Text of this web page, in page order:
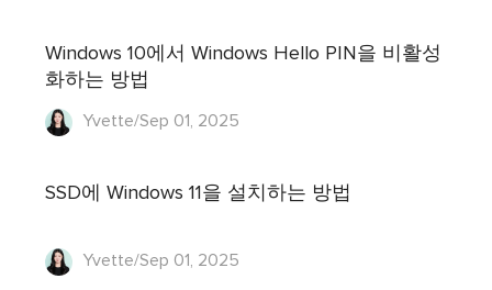
Windows 10에서 Windows Hello PIN을 비활성
화하는 방법
Yvette/Sep 01, 2025
SSD에 Windows 11을 설치하는 방법
Yvette/Sep 01, 2025